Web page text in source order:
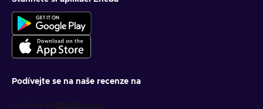
Podívejte se na naše recenze na